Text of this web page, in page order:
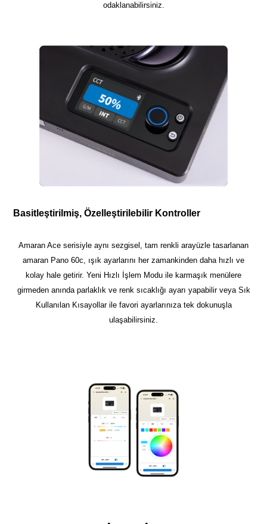
odaklanabilirsiniz.
Basitleştirilmiş, Özelleştirilebilir Kontroller
Amaran Ace serisiyle aynı sezgisel, tam renkli arayüzle tasarlanan
amaran Pano 60c, ışık ayarlarını her zamankinden daha hızlı ve
kolay hale getirir. Yeni Hızlı İşlem Modu ile karmaşık menülere
girmeden anında parlaklık ve renk sıcaklığı ayarı yapabilir veya Sık
Kullanılan Kısayollar ile favori ayarlarınıza tek dokunuşla
ulaşabilirsiniz.